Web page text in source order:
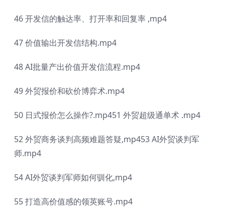
46 开发信的触达率、打开率和回复率 ,mp4
47 价值输出开发信结构.mp4
48 AI批量产出价值开发信流程.mp4
49 外贸报价和砍价博弈术.mp4
50 日式报价怎么操作?.mp451 外贸超级通单术 .mp4
52 外贸商务谈判高频难题答疑,mp453 AI外贸谈判军
师.mp4
54 AI外贸谈判军师如何驯化,mp4
55 打造高价值感的领英账号.mp4